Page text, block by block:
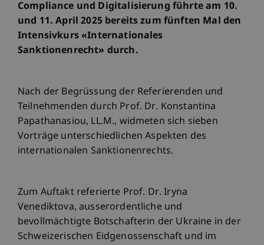
Compliance und Digitalisierung führte am 10.
und 11. April 2025 bereits zum fünften Mal den
Intensivkurs «Internationales
Sanktionenrecht» durch.
Nach der Begrüssung der Referierenden und
Teilnehmenden durch Prof. Dr. Konstantina
Papathanasiou, LL.M., widmeten sich sieben
Vorträge unterschiedlichen Aspekten des
internationalen Sanktionenrechts.
Zum Auftakt referierte Prof. Dr. Iryna
Venediktova, ausserordentliche und
bevollmächtigte Botschafterin der Ukraine in der
Schweizerischen Eidgenossenschaft und im